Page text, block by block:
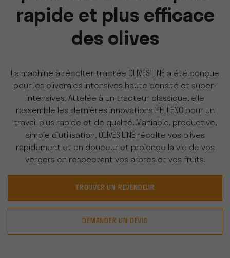
rapide et plus efficace
des olives
La machine à récolter tractée OLIVES’LINE a été conçue
pour les oliveraies intensives haute densité et super-
intensives. Attelée à un tracteur classique, elle
rassemble les dernières innovations PELLENC pour un
travail plus rapide et de qualité. Maniable, productive,
simple d’utilisation, OLIVES’LINE récolte vos olives
rapidement et en douceur et prolonge la vie de vos
vergers en respectant vos arbres et vos fruits.
TROUVER UN REVENDEUR
DEMANDER UN DEVIS